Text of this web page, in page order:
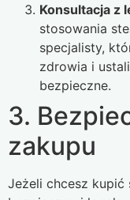
Konsultacja z
stosowania
specjalisty,
zdrowia i
bezpieczne.
3.
zakupu
Jeżeli chcesz kupić